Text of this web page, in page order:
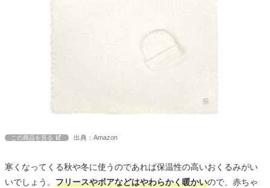
この商品を見る 出典：Amazon
寒くなってくる秋や冬に使うのであれば保温性の高いおくるみがい
いでしょう。 フリースやボアなどはやわらかく暖かいので、赤ちゃ